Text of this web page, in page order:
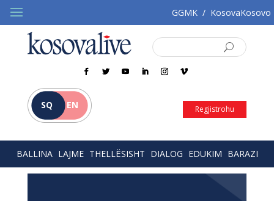
GGMK / KosovaKosovo
SQ EN Regjistrohu
BALLINA LAJME THELLËSISHT DIALOG EDUKIM BARAZI